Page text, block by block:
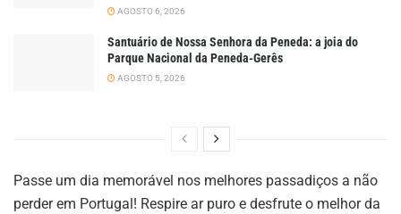
AGOSTO 6, 2026
Santuário de Nossa Senhora da Peneda: a joia do
Parque Nacional da Peneda-Gerês
AGOSTO 5, 2026
Passe um dia memorável nos melhores passadiços a não
perder em Portugal! Respire ar puro e desfrute o melhor da